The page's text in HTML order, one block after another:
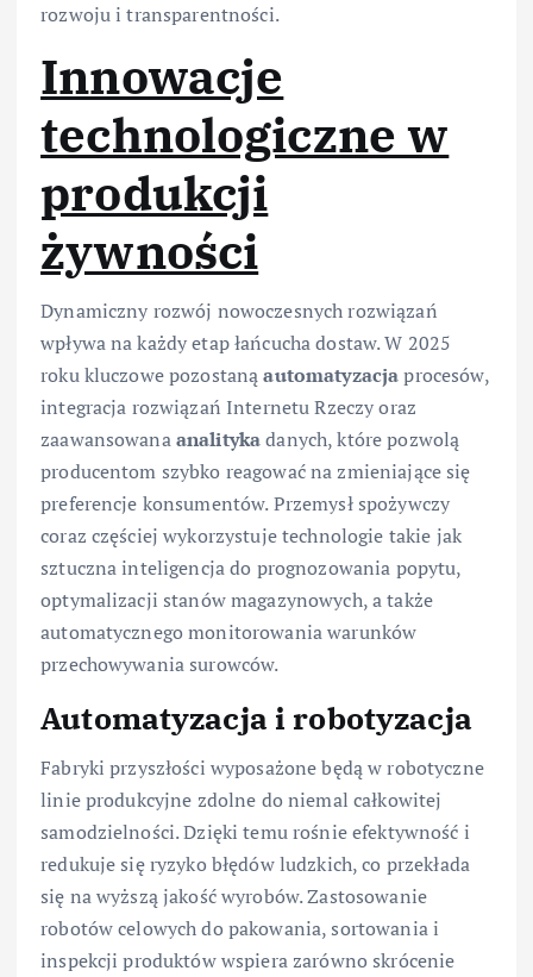
rozwoju i transparentności.
Innowacje
technologiczne w
produkcji
żywności
Dynamiczny rozwój nowoczesnych rozwiązań
wpływa na każdy etap łańcucha dostaw. W 2025
roku kluczowe pozostanąautomatyzacjaprocesów,
integracja rozwiązań Internetu Rzeczy oraz
zaawansowanaanalitykadanych, które pozwolą
producentom szybko reagować na zmieniające się
preferencje konsumentów. Przemysł spożywczy
coraz częściej wykorzystuje technologie takie jak
sztuczna inteligencja do prognozowania popytu,
optymalizacji stanów magazynowych, a także
automatycznego monitorowania warunków
przechowywania surowców.
Automatyzacja i robotyzacja
Fabryki przyszłości wyposażone będą w robotyczne
linie produkcyjne zdolne do niemal całkowitej
samodzielności. Dzięki temu rośnie efektywność i
redukuje się ryzyko błędów ludzkich, co przekłada
się na wyższą jakość wyrobów. Zastosowanie
robotów celowych do pakowania, sortowania i
inspekcji produktów wspiera zarówno skrócenie